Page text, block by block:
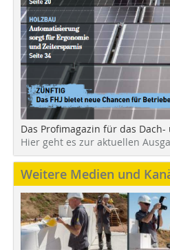
Das Profimagazin für das
Hier geht es zur aktuellen
Weitere Medien und